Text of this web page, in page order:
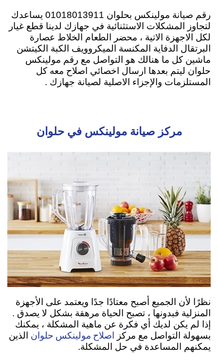
رقم صيانة مولينكس بحلوان 01018013911 يساعدك
لتجاوز المشكلات الاستثنائية في جهازك لدينا قطع غيار
لكل الاجهزة الاتية ، محضر الطعام الخلاط عصارة
البرتقال الدفاية المكنسة الميكروويف الكبة الكيتشن
ماشين كل ما هنالك هو التواصل مع رقم مولينكس
حلوان ليتم بعدها ارسال اخصائي اصلاح معه كل
المستلزمات والإجزاء الاصلية لصيانة جهازك .
مركز صيانة مولينكس في حلوان
نظرًا لأن الجميع أصبح معتادًا جدًا ويعتمد على الأجهزة
المنزلية فبدونها ، تصبح الحياة مرهقة بشكل لا يصدق .
إذا لم يكن لديك أي فكرة عن ماهية المشكلة ، يمكنك
بسهولة التواصل مع مركز اصلاح مولينكس حلوان الذين
يمكنهم المساعدة في حل المشكلة.